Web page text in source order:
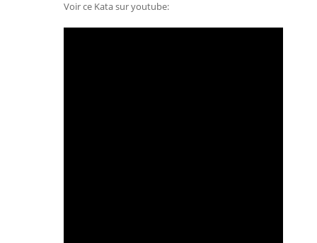
Voir ce Kata sur youtube: